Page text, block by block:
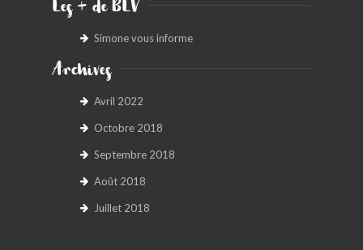
Les + de BLV
Simone vous informe
Archives
Avril 2022
Octobre 2018
Septembre 2018
Août 2018
Juillet 2018